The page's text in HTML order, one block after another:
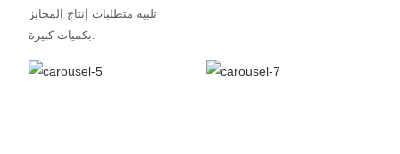
تلبية متطلبات إنتاج المخابز